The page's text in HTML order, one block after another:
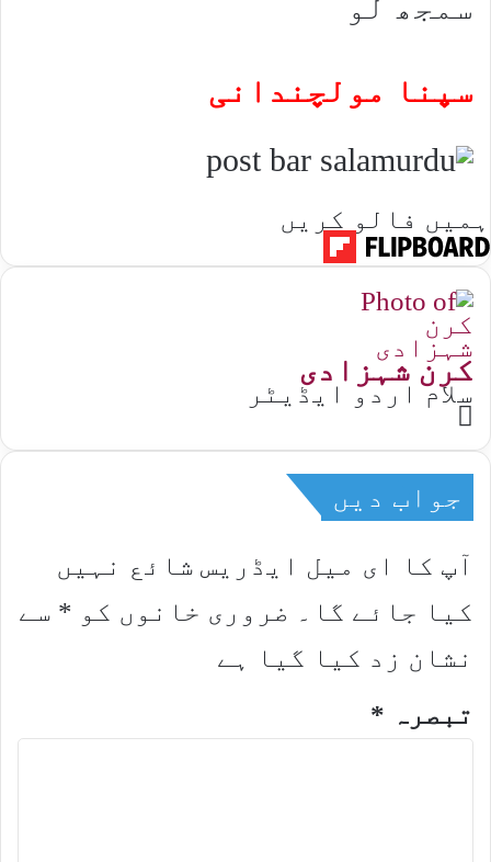
سپنا مولچندانی
ہمیں فالو کریں
کرن شہزادی
سلام اردو ایڈیٹر
Website
جواب دیں
آپ کا ای میل ایڈریس شائع نہیں
کیا جائے گا۔
ضروری خانوں کو * سے
نشان زد کیا گیا ہے
تبصرہ *